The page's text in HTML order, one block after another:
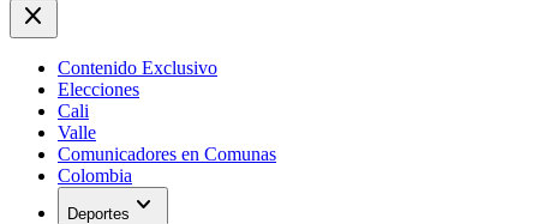
close
Contenido Exclusivo
Elecciones
Cali
Valle
Comunicadores en Comunas
Colombia
Deportes expand_more